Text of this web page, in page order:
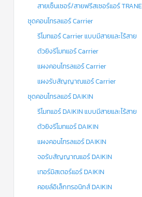
สายเซ็นเซอร์/สายฟรีสเซอร์แอร์ TRANE
ชุดคอนโทรลแอร์ Carrier
รีโมทแอร์ Carrier แบบมีสายและไร้สาย
ตัวยิงรีโมทแอร์ Carrier
แผงคอนโทรลแอร์ Carrier
แผงรับสัญญาณแอร์ Carrier
ชุดคอนโทรลแอร์ DAIKIN
รีโมทแอร์ DAIKIN แบบมีสายและไร้สาย
ตัวยิงรีโมทแอร์ DAIKIN
แผงคอนโทรลแอร์ DAIKIN
จอรับสัญญาณแอร์ DAIKIN
เทอร์มิสเตอร์แอร์ DAIKIN
คอยล์อิเล็กทรอนิกส์ DAIKIN